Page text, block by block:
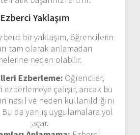
Yaklaşım
bir yaklaşım, öğrencilerin
tam olarak anlamadan
neden olabilir.
Ezberleme: Öğrenciler,
çalışır, ancak bu
nasıl ve neden kullanıldığını
da yanlış uygulamalara yol
açar.